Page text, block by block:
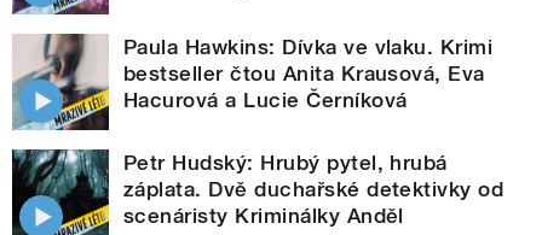
Paula Hawkins: Dívka ve vlaku. Krimi
bestseller čtou Anita Krausová, Eva
Hacurová a Lucie Černíková
Petr Hudský: Hrubý pytel, hrubá
záplata. Dvě duchařské detektivky od
scenáristy Kriminálky Anděl